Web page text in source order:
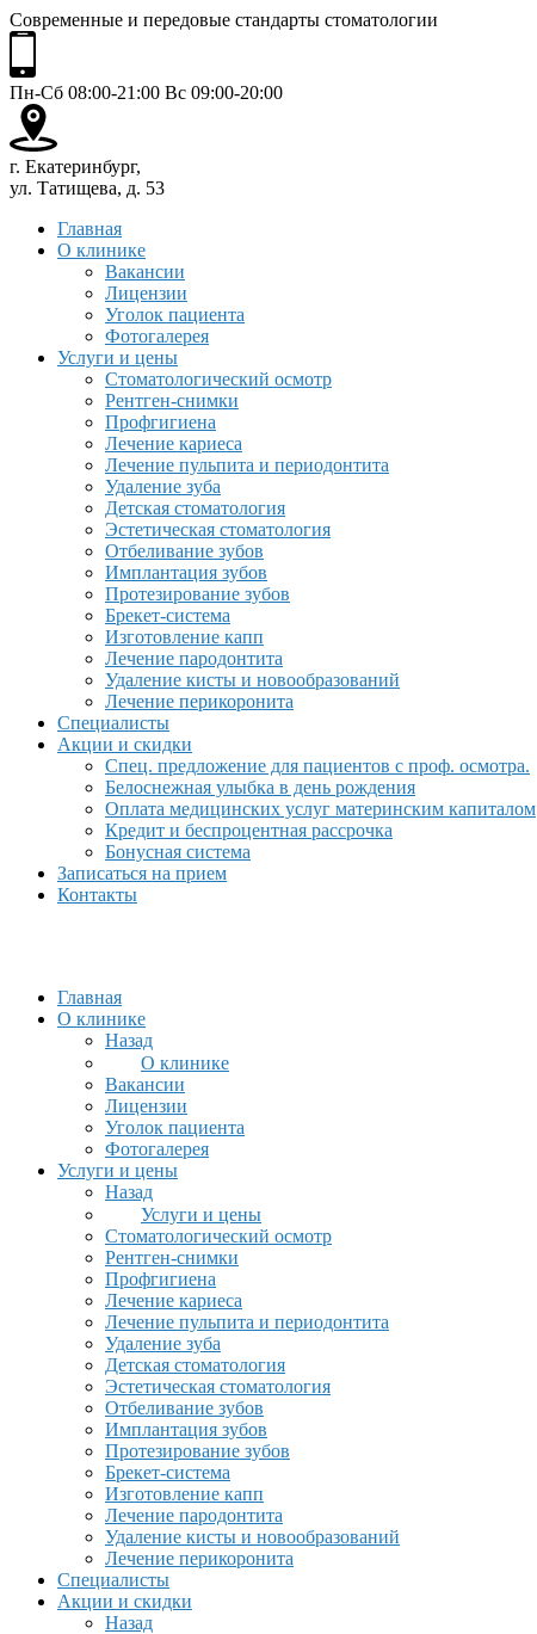
Современные и передовые стандарты стоматологии
Пн-Сб 08:00-21:00 Вс 09:00-20:00
г. Екатеринбург,
ул. Татищева, д. 53
Главная
О клинике
Вакансии
Лицензии
Уголок пациента
Фотогалерея
Услуги и цены
Стоматологический осмотр
Рентген-снимки
Профгигиена
Лечение кариеса
Лечение пульпита и периодонтита
Удаление зуба
Детская стоматология
Эстетическая стоматология
Отбеливание зубов
Имплантация зубов
Протезирование зубов
Брекет-система
Изготовление капп
Лечение пародонтита
Удаление кисты и новообразований
Лечение перикоронита
Специалисты
Акции и скидки
Спец. предложение для пациентов с проф. осмотра.
Белоснежная улыбка в день рождения
Оплата медицинских услуг материнским капиталом
Кредит и беспроцентная рассрочка
Бонусная система
Записаться на прием
Контакты
Главная
О клинике
Назад
О клинике
Вакансии
Лицензии
Уголок пациента
Фотогалерея
Услуги и цены
Назад
Услуги и цены
Стоматологический осмотр
Рентген-снимки
Профгигиена
Лечение кариеса
Лечение пульпита и периодонтита
Удаление зуба
Детская стоматология
Эстетическая стоматология
Отбеливание зубов
Имплантация зубов
Протезирование зубов
Брекет-система
Изготовление капп
Лечение пародонтита
Удаление кисты и новообразований
Лечение перикоронита
Специалисты
Акции и скидки
Назад